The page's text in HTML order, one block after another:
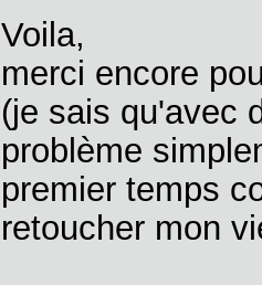
Voila,
merci encore
(je sais qu'avec
problème
premier temps
retoucher mon